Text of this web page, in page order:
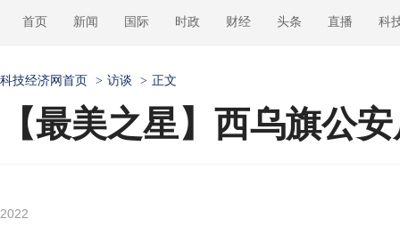
首页 新闻 国际 时政 财经 头条 直播 科
科技经济网首页 > 访谈 > 正文
【最美之星】西乌旗公
2022